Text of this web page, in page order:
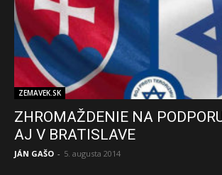
ZEMAVEK.SK
ZHROMAŽDENIE NA
AJ V BRATISLAVE
JÁN GAŠO - 5. augusta 2014